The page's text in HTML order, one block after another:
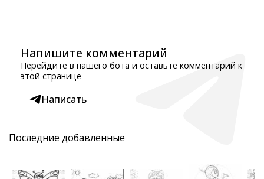
Напишите комментарий
Перейдите в нашего бота и оставьте комментарий к
этой странице
Написать
Последние добавленные